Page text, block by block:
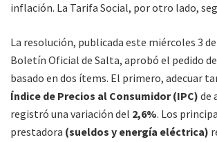
inflación. La Tarifa Social, por otro lado,
La resolución, publicada este miércoles 3
Boletín Oficial de Salta, aprobó el pedido
basado en dos ítems. El primero, adecuar
Índice de Precios al Consumidor (IPC) de
registró una variación del 2,6%. Los
prestadora (sueldos y energía eléctrica)